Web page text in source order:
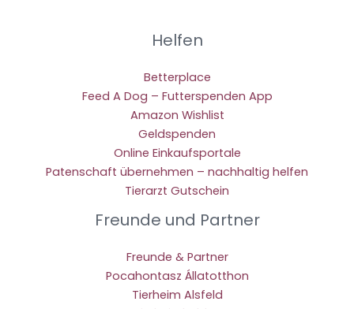
Helfen
Betterplace
Feed A Dog – Futterspenden App
Amazon Wishlist
Geldspenden
Online Einkaufsportale
Patenschaft übernehmen – nachhaltig helfen
Tierarzt Gutschein
Freunde und Partner
Freunde & Partner
Pocahontasz Állatotthon
Tierheim Alsfeld